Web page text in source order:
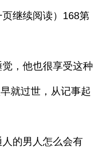
继续阅读）168第
，他也很享受这种
就过世，从记事起
的男人怎么会有